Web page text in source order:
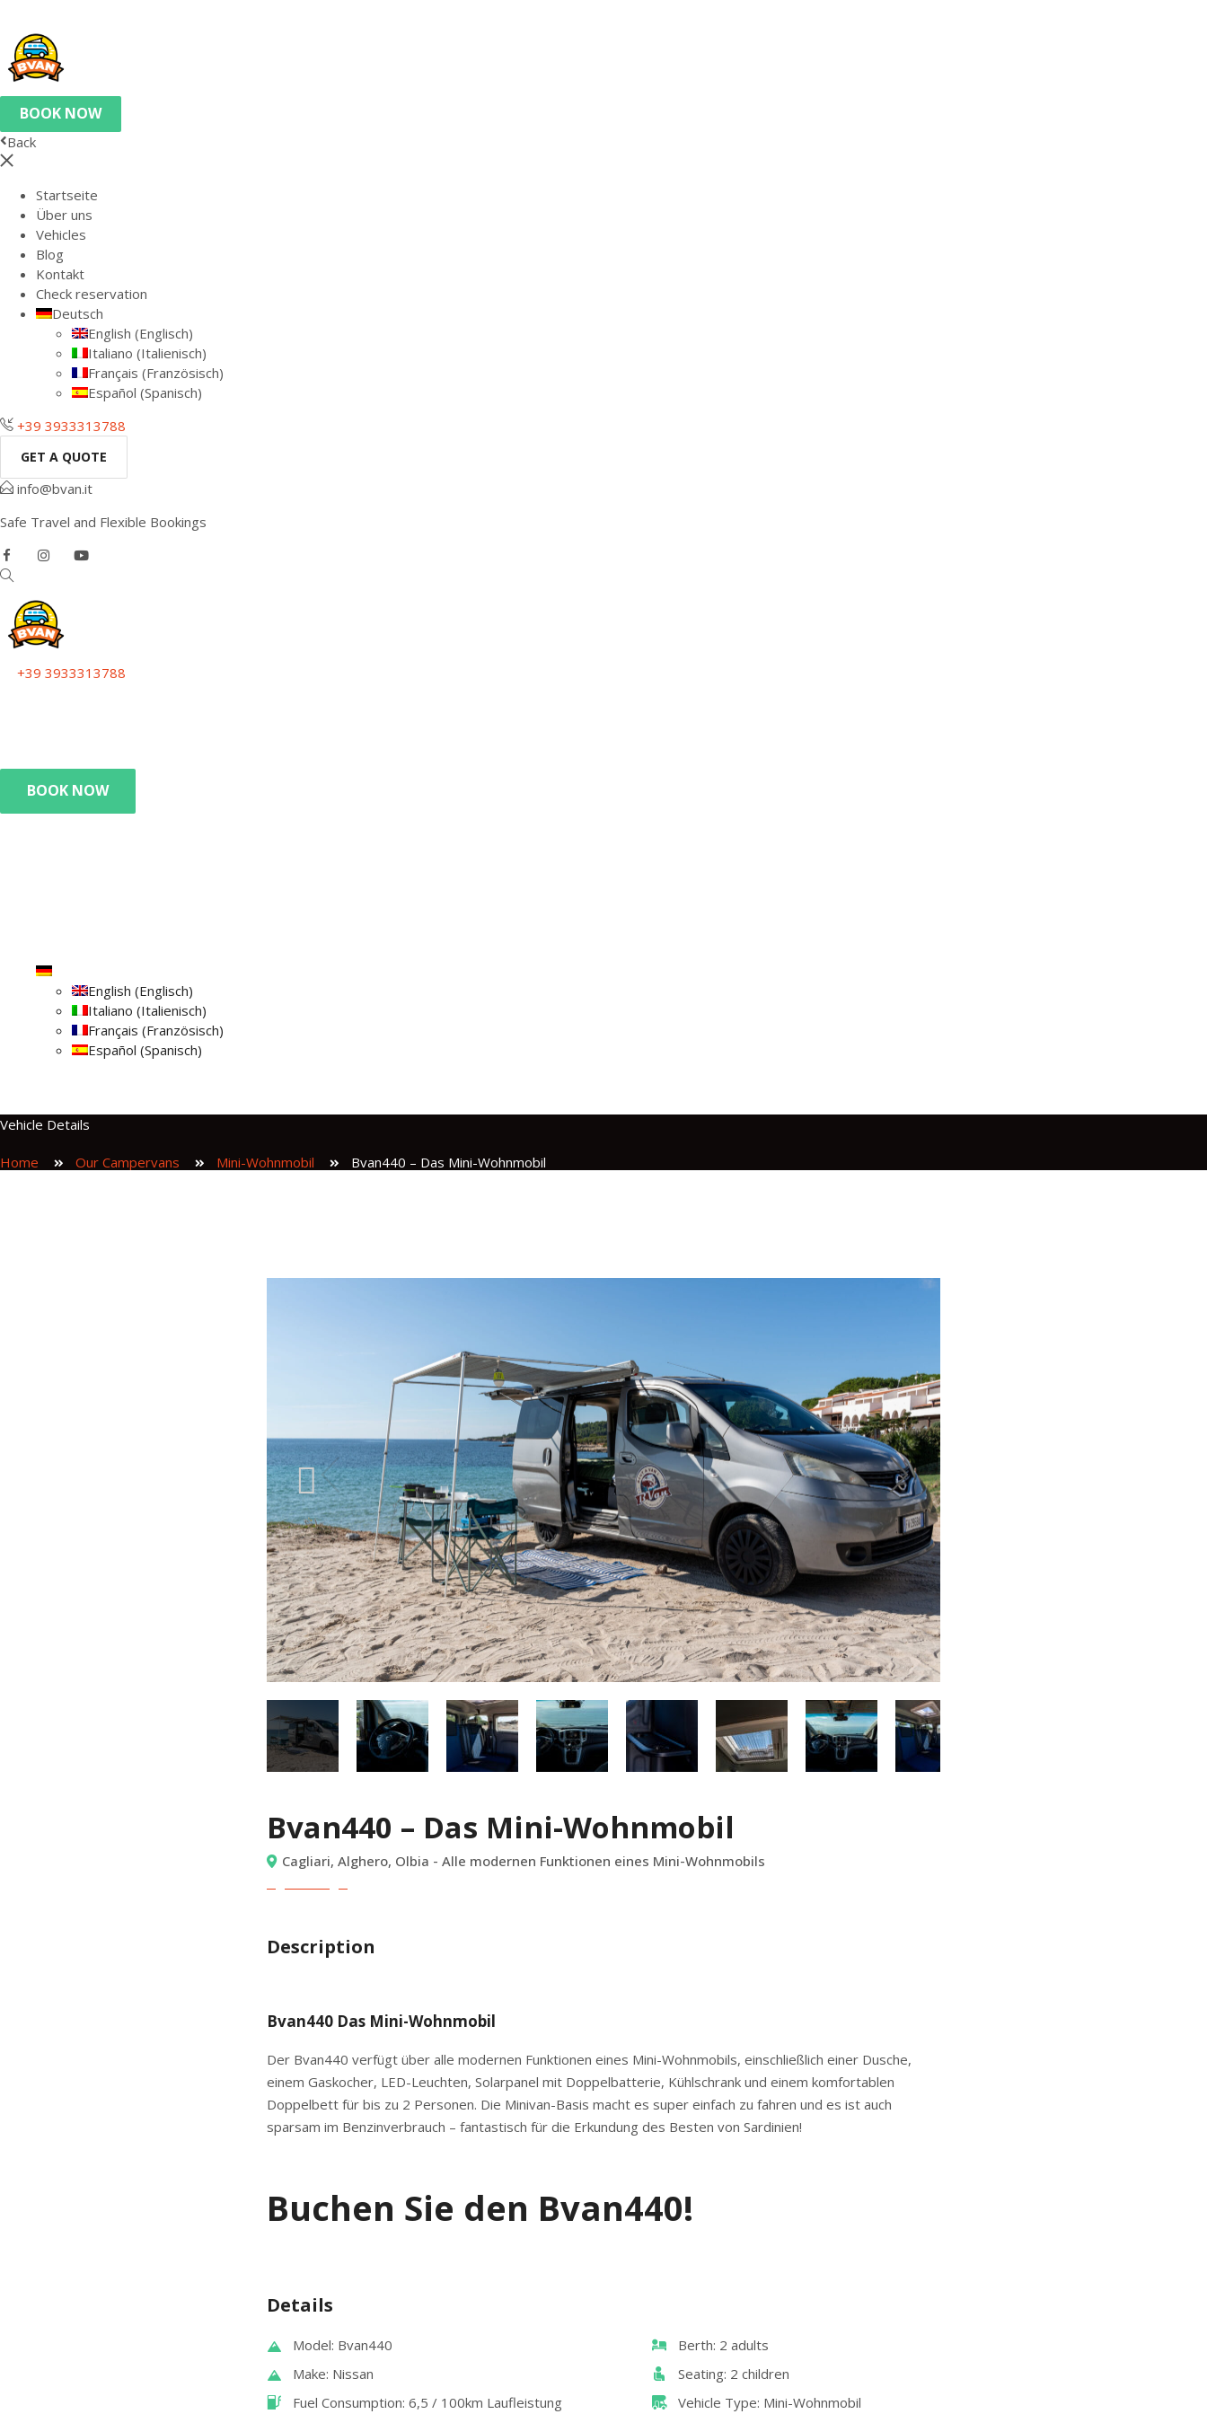
BOOK NOW
Back
Startseite
Über uns
Vehicles
Blog
Kontakt
Check reservation
Deutsch
English (Englisch)
Italiano (Italienisch)
Français (Französisch)
Español (Spanisch)
+39 3933313788
GET A QUOTE
info@bvan.it
Safe Travel and Flexible Bookings
+39 3933313788
BOOK NOW
English (Englisch)
Italiano (Italienisch)
Français (Französisch)
Español (Spanisch)
Vehicle Details
Home Our Campervans Mini-Wohnmobil Bvan440 – Das Mini-Wohnmobil
Bvan440 – Das Mini-Wohnmobil
Cagliari, Alghero, Olbia - Alle modernen Funktionen eines Mini-Wohnmobils
Description
Bvan440 Das Mini-Wohnmobil
Der Bvan440 verfügt über alle modernen Funktionen eines Mini-Wohnmobils, einschließlich einer Dusche,
einem Gaskocher, LED-Leuchten, Solarpanel mit Doppelbatterie, Kühlschrank und einem komfortablen
Doppelbett für bis zu 2 Personen. Die Minivan-Basis macht es super einfach zu fahren und es ist auch
sparsam im Benzinverbrauch – fantastisch für die Erkundung des Besten von Sardinien!
Buchen Sie den Bvan440!
Details
Model: Bvan440
Make: Nissan
Fuel Consumption: 6,5 / 100km Laufleistung
Berth: 2 adults
Seating: 2 children
Vehicle Type: Mini-Wohnmobil